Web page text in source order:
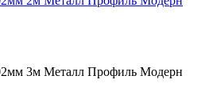
3м Металл Профиль Модерн